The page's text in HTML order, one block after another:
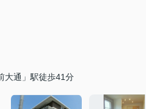
大通」駅徒歩41分